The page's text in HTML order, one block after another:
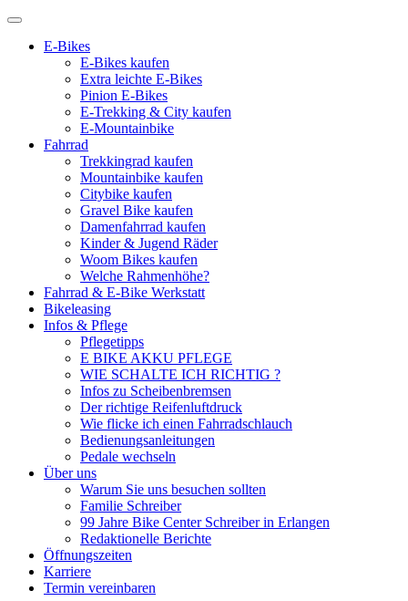
E-Bikes
E-Bikes kaufen
Extra leichte E-Bikes
Pinion E-Bikes
E-Trekking & City kaufen
E-Mountainbike
Fahrrad
Trekkingrad kaufen
Mountainbike kaufen
Citybike kaufen
Gravel Bike kaufen
Damenfahrrad kaufen
Kinder & Jugend Räder
Woom Bikes kaufen
Welche Rahmenhöhe?
Fahrrad & E-Bike Werkstatt
Bikeleasing
Infos & Pflege
Pflegetipps
E BIKE AKKU PFLEGE
WIE SCHALTE ICH RICHTIG ?
Infos zu Scheibenbremsen
Der richtige Reifenluftdruck
Wie flicke ich einen Fahrradschlauch
Bedienungsanleitungen
Pedale wechseln
Über uns
Warum Sie uns besuchen sollten
Familie Schreiber
99 Jahre Bike Center Schreiber in Erlangen
Redaktionelle Berichte
Öffnungszeiten
Karriere
Termin vereinbaren